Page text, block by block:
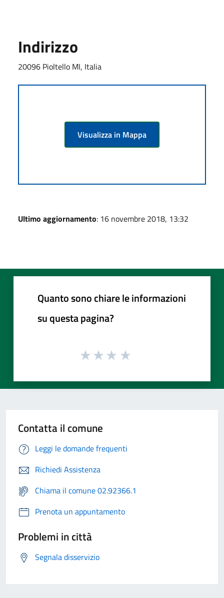
Indirizzo
20096 Pioltello MI, Italia
Visualizza in Mappa
Ultimo aggiornamento: 16 novembre 2018, 13:32
Quanto sono chiare le informazioni
su questa pagina?
Contatta il comune
Leggi le domande frequenti
Richiedi Assistenza
Chiama il comune 02.92366.1
Prenota un appuntamento
Problemi in città
Segnala disservizio